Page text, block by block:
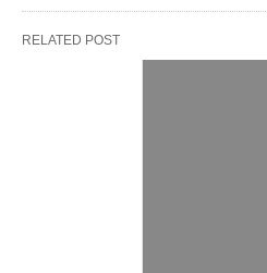
RELATED POST